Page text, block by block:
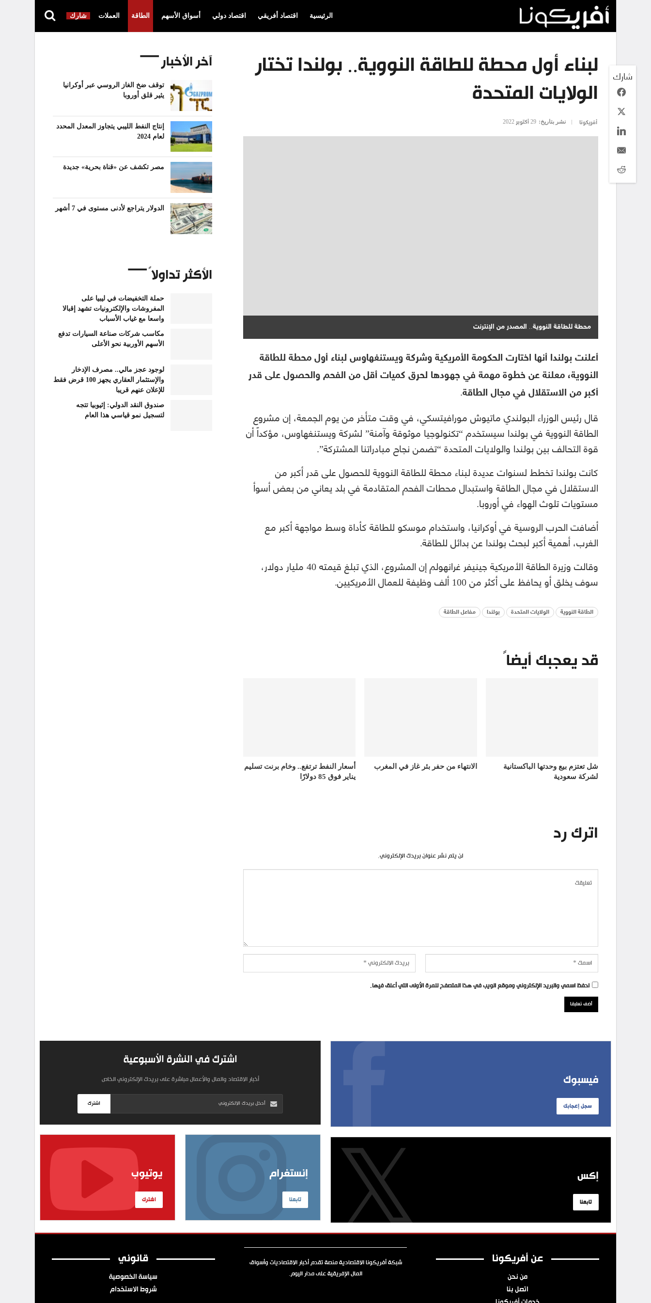
الرئيسية اقتصاد أفريقي اقتصاد دولي أسواق الأسهم الطاقة العملات شارك
لبناء أول محطة للطاقة النووية.. بولندا تختار
الولايات المتحدة
أفريكونا نشر بتاريخ: 29 أكتوبر 2022
محطة للطاقة النووية.. المصدر من الإنترنت
شارك
أعلنت بولندا أنها اختارت الحكومة الأمريكية وشركة ويستنغهاوس لبناء أول محطة للطاقة
النووية، معلنة عن خطوة مهمة في جهودها لحرق كميات أقل من الفحم والحصول على قدر
أكبر من الاستقلال في مجال الطاقة.
قال رئيس الوزراء البولندي ماتيوش مورافيتسكي، في وقت متأخر من يوم الجمعة، إن مشروع
الطاقة النووية في بولندا سيستخدم “تكنولوجيا موثوقة وآمنة” لشركة ويستنغهاوس، مؤكداً أن
قوة التحالف بين بولندا والولايات المتحدة “تضمن نجاح مبادراتنا المشتركة”.
كانت بولندا تخطط لسنوات عديدة لبناء محطة للطاقة النووية للحصول على قدر أكبر من
الاستقلال في مجال الطاقة واستبدال محطات الفحم المتقادمة في بلد يعاني من بعض أسوأ
مستويات تلوث الهواء في أوروبا.
أضافت الحرب الروسية في أوكرانيا، واستخدام موسكو للطاقة كأداة وسط مواجهة أكبر مع
الغرب، أهمية أكبر لبحث بولندا عن بدائل للطاقة.
وقالت وزيرة الطاقة الأمريكية جينيفر غرانهولم إن المشروع، الذي تبلغ قيمته 40 مليار دولار،
سوف يخلق أو يحافظ على أكثر من 100 ألف وظيفة للعمال الأمريكيين.
الطاقة النووية الولايات المتحدة بولندا مفاعل الطاقة
قد يعجبك أيضاً
شل تعتزم بيع وحدتها الباكستانية
لشركة سعودية
الانتهاء من حفر بئر غاز في المغرب
أسعار النفط ترتفع.. وخام برنت تسليم
يناير فوق 85 دولارًا
اترك رد
لن يتم نشر عنوان بريدك الإلكتروني.
احفظ اسمي والبريد الإلكتروني وموقع الويب في هذا المتصفح للمرة الأولى التي أعلق فيها.
آخر الأخبار
توقف ضخ الغاز الروسي عبر أوكرانيا
يثير قلق أوروبا
إنتاج النفط الليبي يتجاوز المعدل المحدد
لعام 2024
مصر تكشف عن «قناة بحرية» جديدة
الدولار يتراجع لأدنى مستوى في 7 أشهر
الأكثر تداولاً
حملة التخفيضات في ليبيا على
المفروشات والإلكترونيات تشهد إقبالا
واسعا مع غياب الأسباب
مكاسب شركات صناعة السيارات تدفع
الأسهم الأوربية نحو الأعلى
لوجود عجز مالي.. مصرف الإدخار
والإستثمار العقاري يجهز 100 قرض فقط
للإعلان عنهم قريبا
صندوق النقد الدولي: إثيوبيا تتجه
لتسجيل نمو قياسي هذا العام
فيسبوك
سجل إعجابك
إكس
تابعنا
اشترك في النشرة الأسبوعية
أخبار الاقتصاد والمال والأعمال مباشرة على بريدك الإلكتروني الخاص
اشترك
إنستغرام
تابعنا
يوتيوب
اشترك
عن أفريكونا
من نحن
اتصل بنا
شبكة أفريكونا الاقتصادية منصة تقدم أخبار الاقتصاديات وأسواق
المال الإفريقية على مدار اليوم.
قانوني
سياسة الخصوصية
شروط الاستخدام